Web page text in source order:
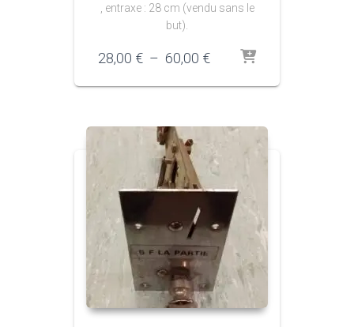
, entraxe : 28 cm (vendu sans le
but).
28,00 € – 60,00 €Plage
prix :
à